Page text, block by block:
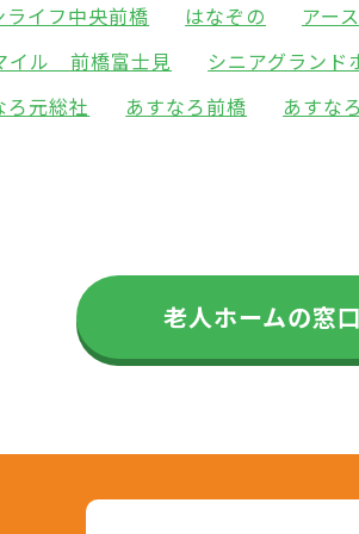
ライフ中央前橋 はなぞの アー
イル 前橋富士見 シニアグランド
ろ元総社 あすなろ前橋 あすな
老人ホームの窓